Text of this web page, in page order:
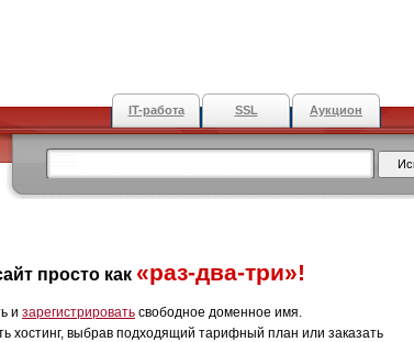
IT-работа SSL Аукцион
просто как «раз-два-три»!
и зарегистрировать свободное доменное имя.
хостинг, выбрав подходящий тарифный план или заказать